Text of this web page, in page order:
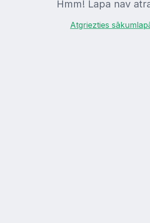
Hmm! Lapa nav
Atgriezties